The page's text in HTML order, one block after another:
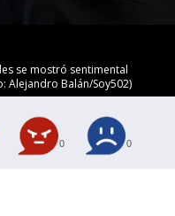
se mostró sentimental
Alejandro Balán/Soy502)
0 0